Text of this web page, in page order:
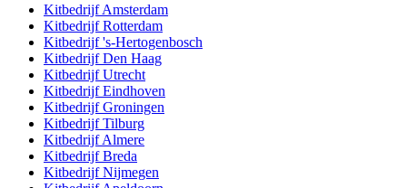
KitbedrijfAmsterdam
KitbedrijfRotterdam
Kitbedrijf's-Hertogenbosch
KitbedrijfDen Haag
KitbedrijfUtrecht
KitbedrijfEindhoven
KitbedrijfGroningen
KitbedrijfTilburg
KitbedrijfAlmere
KitbedrijfBreda
KitbedrijfNijmegen